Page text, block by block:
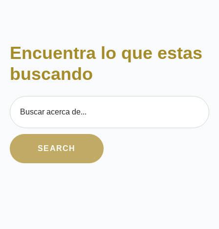
Encuentra lo que estas
buscando
Esto es un campo de búsqueda con una función de texto
SEARCH